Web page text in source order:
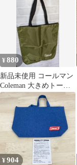
¥880
新品未使用 コールマン
Coleman 大きめトート
バッグ エコバッグ 非売
品
¥904